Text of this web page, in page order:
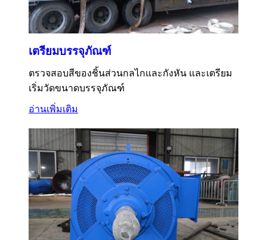
เตรียมบรรจุภัณฑ์
ตรวจสอบสีของชิ้นส่วนกลไกและกังหัน และเตรียม
เริ่มวัดขนาดบรรจุภัณฑ์
อ่านเพิ่มเติม